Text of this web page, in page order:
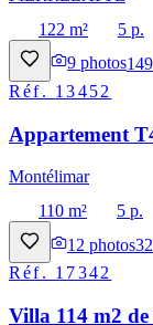
122 m²
5 p.
9 photos
Réf. 13452
Appartement
Montélimar
110 m²
5 p.
12 photos
Réf. 17342
Villa 114 m2